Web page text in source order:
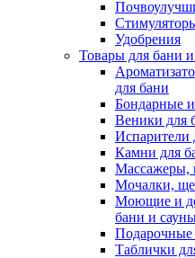
Удобрения
Товары для бани
для бани
Бондарные
Веники для
Испарители
Камни для
Массажеры,
Мочалки,
Моющие и
бани и
Подарочные
Таблички